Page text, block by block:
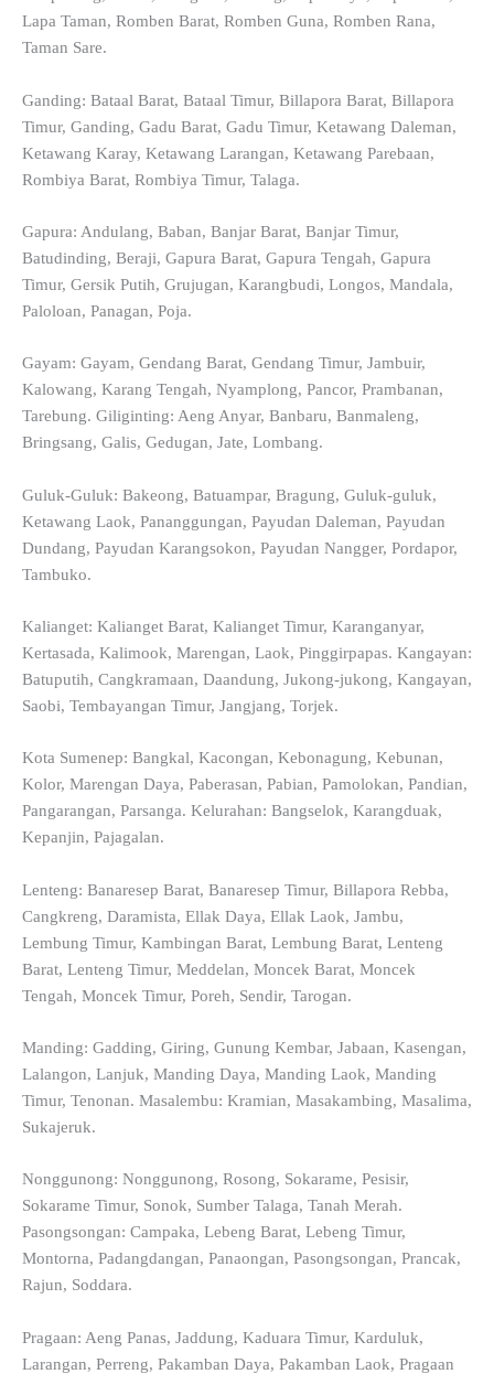
Lapa Taman, Romben Barat, Romben Guna, Romben Rana,
Taman Sare.
Ganding: Bataal Barat, Bataal Timur, Billapora Barat, Billapora
Timur, Ganding, Gadu Barat, Gadu Timur, Ketawang Daleman,
Ketawang Karay, Ketawang Larangan, Ketawang Parebaan,
Rombiya Barat, Rombiya Timur, Talaga.
Gapura: Andulang, Baban, Banjar Barat, Banjar Timur,
Batudinding, Beraji, Gapura Barat, Gapura Tengah, Gapura
Timur, Gersik Putih, Grujugan, Karangbudi, Longos, Mandala,
Paloloan, Panagan, Poja.
Gayam: Gayam, Gendang Barat, Gendang Timur, Jambuir,
Kalowang, Karang Tengah, Nyamplong, Pancor, Prambanan,
Tarebung. Giliginting: Aeng Anyar, Banbaru, Banmaleng,
Bringsang, Galis, Gedugan, Jate, Lombang.
Guluk-Guluk: Bakeong, Batuampar, Bragung, Guluk-guluk,
Ketawang Laok, Pananggungan, Payudan Daleman, Payudan
Dundang, Payudan Karangsokon, Payudan Nangger, Pordapor,
Tambuko.
Kalianget: Kalianget Barat, Kalianget Timur, Karanganyar,
Kertasada, Kalimook, Marengan, Laok, Pinggirpapas. Kangayan:
Batuputih, Cangkramaan, Daandung, Jukong-jukong, Kangayan,
Saobi, Tembayangan Timur, Jangjang, Torjek.
Kota Sumenep: Bangkal, Kacongan, Kebonagung, Kebunan,
Kolor, Marengan Daya, Paberasan, Pabian, Pamolokan, Pandian,
Pangarangan, Parsanga. Kelurahan: Bangselok, Karangduak,
Kepanjin, Pajagalan.
Lenteng: Banaresep Barat, Banaresep Timur, Billapora Rebba,
Cangkreng, Daramista, Ellak Daya, Ellak Laok, Jambu,
Lembung Timur, Kambingan Barat, Lembung Barat, Lenteng
Barat, Lenteng Timur, Meddelan, Moncek Barat, Moncek
Tengah, Moncek Timur, Poreh, Sendir, Tarogan.
Manding: Gadding, Giring, Gunung Kembar, Jabaan, Kasengan,
Lalangon, Lanjuk, Manding Daya, Manding Laok, Manding
Timur, Tenonan. Masalembu: Kramian, Masakambing, Masalima,
Sukajeruk.
Nonggunong: Nonggunong, Rosong, Sokarame, Pesisir,
Sokarame Timur, Sonok, Sumber Talaga, Tanah Merah.
Pasongsongan: Campaka, Lebeng Barat, Lebeng Timur,
Montorna, Padangdangan, Panaongan, Pasongsongan, Prancak,
Rajun, Soddara.
Pragaan: Aeng Panas, Jaddung, Kaduara Timur, Karduluk,
Larangan, Perreng, Pakamban Daya, Pakamban Laok, Pragaan